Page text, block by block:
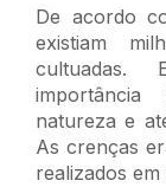
De acordo
existiam
cultuadas.
natureza e
As crenças
realizados